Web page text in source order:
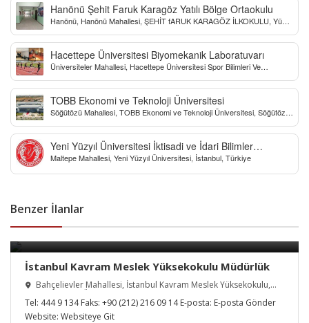
Hanönü Şehit Faruk Karagöz Yatılı Bölge Ortaokulu
Hanönü, Hanönü Mahallesi, ŞEHİT fARUK KARAGÖZ İLKOKULU, Yücel
Hacettepe Üniversitesi Biyomekanik Laboratuvarı
Üniversiteler Mahallesi, Hacettepe Üniversitesi Spor Bilimleri Ve
TOBB Ekonomi ve Teknoloji Üniversitesi
Söğütözü Mahallesi, TOBB Ekonomi ve Teknoloji Üniversitesi, Söğütözü
Yeni Yüzyıl Üniversitesi İktisadi ve İdari Bilimler
Fakültesi
Maltepe Mahallesi, Yeni Yüzyıl Üniversitesi, İstanbul, Türkiye
Benzer İlanlar
İstanbul Kavram Meslek Yüksekokulu Müdürlük
Bahçelievler Mahallesi, İstanbul Kavram Meslek Yüksekokulu,
Tel: 444 9 134 Faks: +90 (212) 216 09 14 E-posta: E-posta Gönder
Website: Websiteye Git